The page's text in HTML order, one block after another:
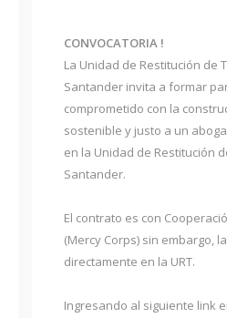
CONVOCATORIA !
La Unidad de Restitución de
Santander invita a formar
comprometido con la
sostenible y justo a un
en la Unidad de Restitución
Santander.
El contrato es con
(Mercy Corps) sin embargo,
directamente en la URT.
Ingresando al siguiente link